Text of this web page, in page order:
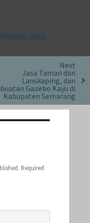
DAN
Next
Jasa Taman dan
Lanskaping, dan
Gazebo Kayu di
Kabupaten Semarang
Required